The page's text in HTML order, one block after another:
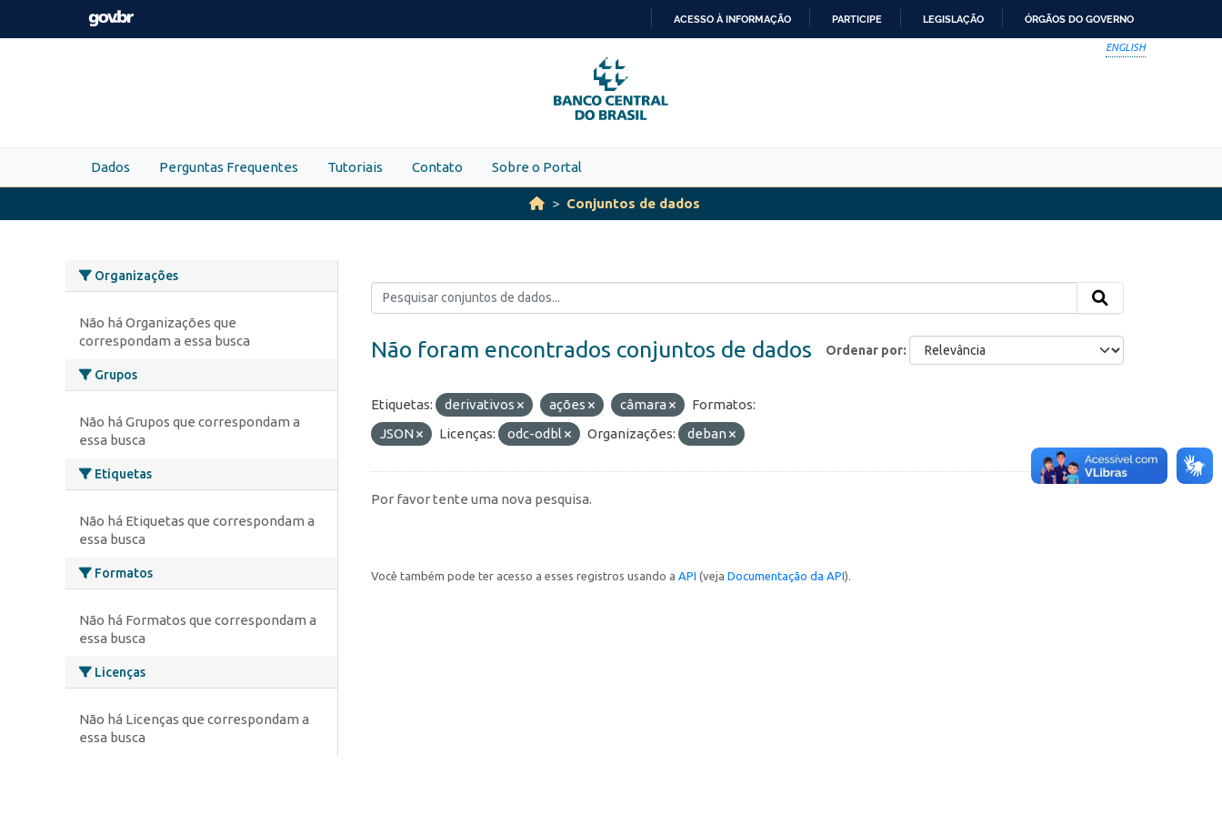
Skip to main content
PARA
O
CONTEÚDO
ACESSO À INFORMAÇÃO PARTICIPE LEGISLAÇÃO ÓRGÃOS DO GOVERNO
ENGLISH
Dados Perguntas Frequentes Tutoriais Contato Sobre o Portal
Conjuntos de dados
Organizações
Não há Organizações que
correspondam a essa busca
Grupos
Não há Grupos que correspondam a
essa busca
Etiquetas
Não há Etiquetas que correspondam a
essa busca
Formatos
Não há Formatos que correspondam a
essa busca
Licenças
Não há Licenças que correspondam a
essa busca
Ordenar por
Não foram encontrados conjuntos de dados
Etiquetas: derivativos ações câmara
Formatos:
JSON
Licenças: odc-odbl Organizações: deban
Por favor tente uma nova pesquisa.
Você também pode ter acesso a esses registros usando a API (veja Documentação da API).